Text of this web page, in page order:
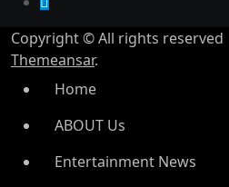
Copyright © All rights reserved
Themeansar.
Home
ABOUT Us
Entertainment News